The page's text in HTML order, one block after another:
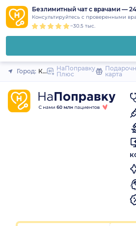
Безлимитный чат с врачами —
Консультируйтесь с проверенными
~30.5 тыс.
Закрыть
Город: КызылНаПоправку
Плюс
карта